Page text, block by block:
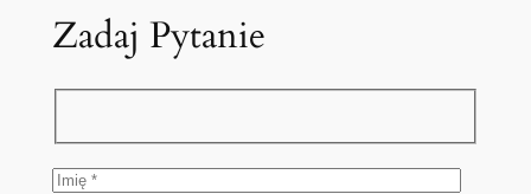
Zadaj Pytanie